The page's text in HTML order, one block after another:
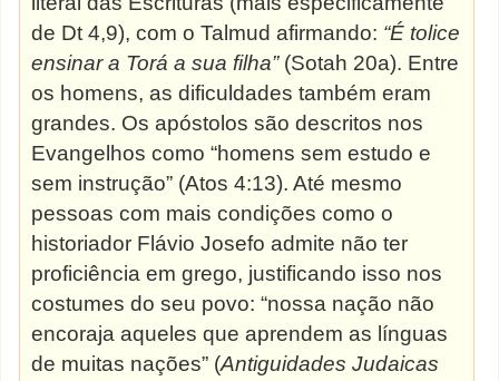
de Dt 4,9), com o Talmud afirmando: “É tolice
ensinar a Torá a sua filha” (Sotah 20a). Entre
os homens, as dificuldades também eram
grandes. Os apóstolos são descritos nos
Evangelhos como “homens sem estudo e
sem instrução” (Atos 4:13). Até mesmo
pessoas com mais condições como o
historiador Flávio Josefo admite não ter
proficiência em grego, justificando isso nos
costumes do seu povo: “nossa nação não
encoraja aqueles que aprendem as línguas
de muitas nações” (Antiguidades Judaicas